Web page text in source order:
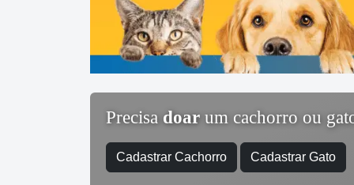
Precisa doar um cachorro ou
Cadastrar Cachorro Cadastrar Gato